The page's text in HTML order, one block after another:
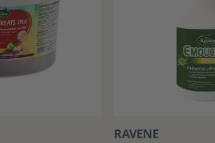
RAVENE